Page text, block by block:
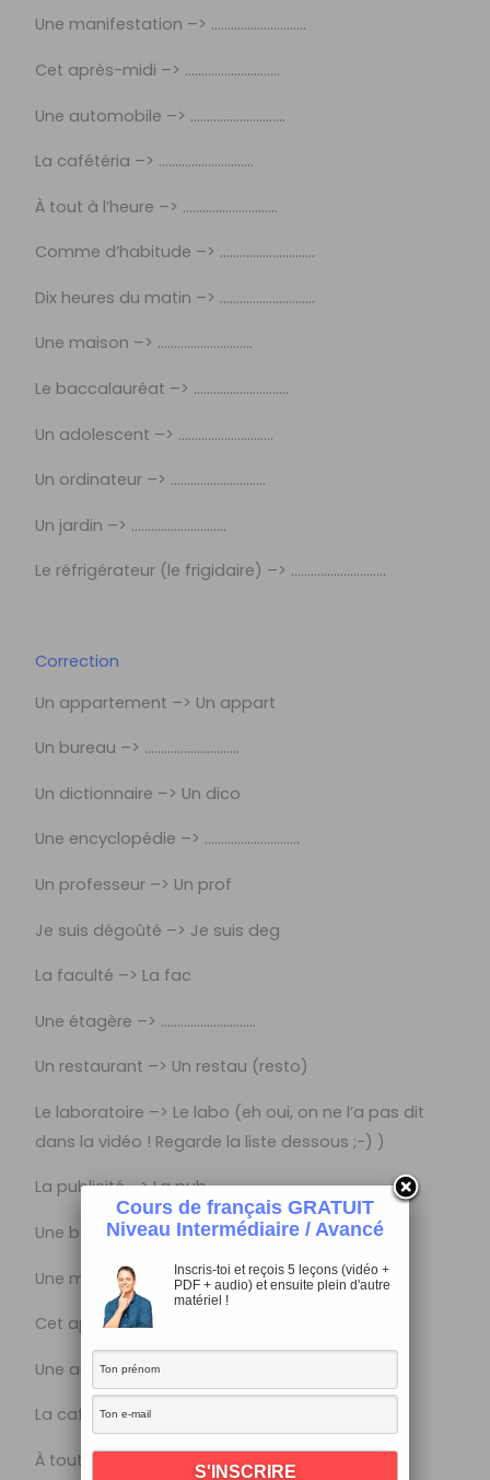
Une manifestation –> ………………………..
Cet après-midi –> ………………………..
Une automobile –> ………………………..
La cafétéria –> ………………………..
À tout à l’heure –> ………………………..
Comme d’habitude –> ………………………..
Dix heures du matin –> ………………………..
Une maison –> ………………………..
Le baccalauréat –> ………………………..
Un adolescent –> ………………………..
Un ordinateur –> ………………………..
Un jardin –> ………………………..
Le réfrigérateur (le frigidaire) –> ………………………..
Correction
Un appartement –> Un appart
Un bureau –> ………………………..
Un dictionnaire –> Un dico
Une encyclopédie –> ………………………..
Un professeur –> Un prof
Je suis dégoûté –> Je suis deg
La faculté –> La fac
Une étagère –> ………………………..
Un restaurant –> Un restau (resto)
Le laboratoire –> Le labo (eh oui, on ne l’a pas dit
dans la vidéo ! Regarde la liste dessous ;-) )
La publicité –> La pub
Une boulangerie –> ………………………..
Une manifestation –> Une manif
Cet après-midi –> Cet aprem
Une automobile –> Une auto
La cafétéria –> La cafet
À tout à l’heure –> À toute
Cours de français GRATUIT
Niveau Intermédiaire / Avancé
Inscris-toi et reçois 5 leçons (vidéo +
PDF + audio) et ensuite plein d'autre
matériel !